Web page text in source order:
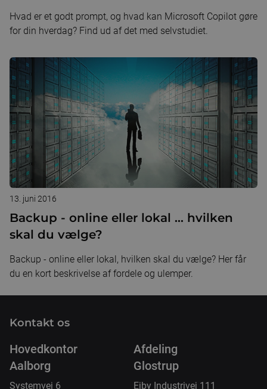
Hvad er et godt prompt, og hvad kan Microsoft Copilot gøre
for din hverdag? Find ud af det med selvstudiet.
13. juni 2016
Backup - online eller lokal ... hvilken
skal du vælge?
Backup - online eller lokal, hvilken skal du vælge? Her får
du en kort beskrivelse af fordele og ulemper.
Kontakt os
Hovedkontor
Aalborg
Systemvej 6
Afdeling
Glostrup
Ejby Industrivej 111